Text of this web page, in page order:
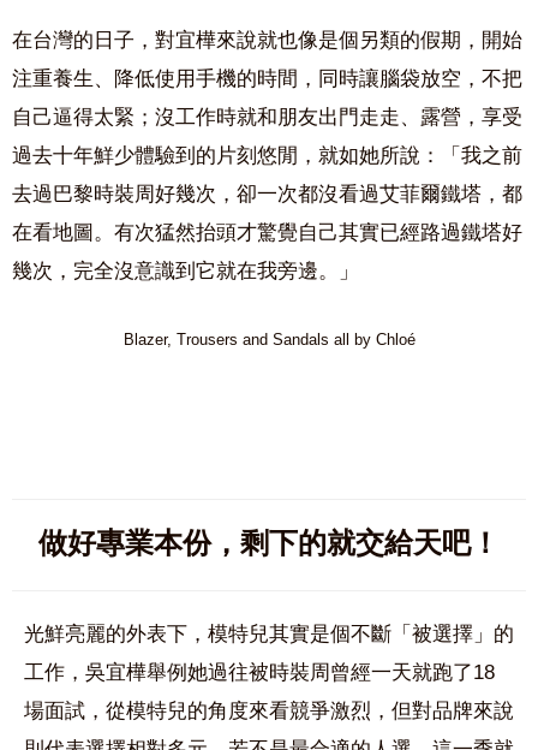
在台灣的日子，對宜樺來說就也像是個另類的假期，開始
注重養生、降低使用手機的時間，同時讓腦袋放空，不把
自己逼得太緊；沒工作時就和朋友出門走走、露營，享受
過去十年鮮少體驗到的片刻悠閒，就如她所說：「我之前
去過巴黎時裝周好幾次，卻一次都沒看過艾菲爾鐵塔，都
在看地圖。有次猛然抬頭才驚覺自己其實已經路過鐵塔好
幾次，完全沒意識到它就在我旁邊。」
Blazer, Trousers and Sandals all by Chloé
做好專業本份，剩下的就交給天吧！
光鮮亮麗的外表下，模特兒其實是個不斷「被選擇」的
工作，吳宜樺舉例她過往被時裝周曾經一天就跑了18
場面試，從模特兒的角度來看競爭激烈，但對品牌來說